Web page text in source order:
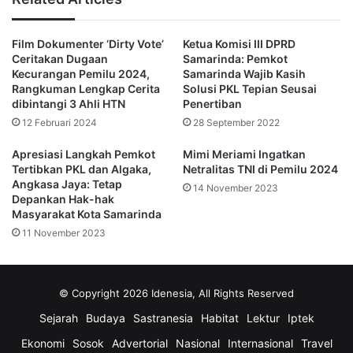
Angkasa Jaya Djoerani
Golongan Luput (Golput)
Ketua Komisi III DPRD Kota Samarinda
Pemilu 2024
Film Dokumenter ‘Dirty Vote’
Ceritakan Dugaan
Kecurangan Pemilu 2024,
Rangkuman Lengkap Cerita
dibintangi 3 Ahli HTN
12 Februari 2024
Ketua Komisi III DPRD
Samarinda: Pemkot
Samarinda Wajib Kasih
Solusi PKL Tepian Seusai
Penertiban
28 September 2022
Apresiasi Langkah Pemkot
Tertibkan PKL dan Algaka,
Angkasa Jaya: Tetap
Depankan Hak-hak
Masyarakat Kota Samarinda
11 November 2023
Mimi Meriami Ingatkan
Netralitas TNI di Pemilu 2024
14 November 2023
© Copyright 2026 Idenesia, All Rights Reserved
Sejarah Budaya Sastranesia Habitat Lektur
Iptek
Ekonomi
Sosok Advertorial Nasional Internasional Travel